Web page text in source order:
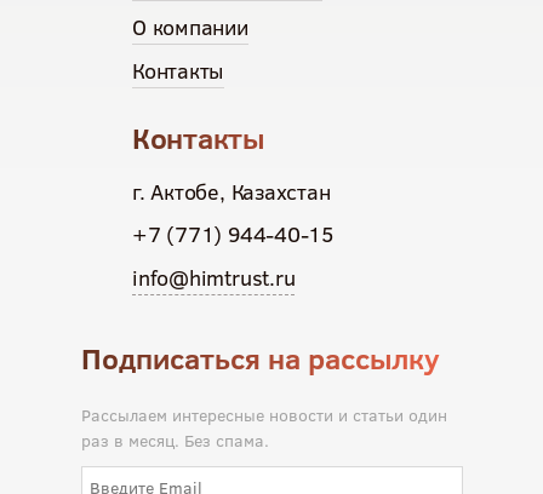
О компании
Контакты
Контакты
г. Актобе, Казахстан
+7 (771) 944-40-15
info@himtrust.ru
Подписаться на рассылку
Рассылаем интересные новости и статьи один
раз в месяц. Без спама.